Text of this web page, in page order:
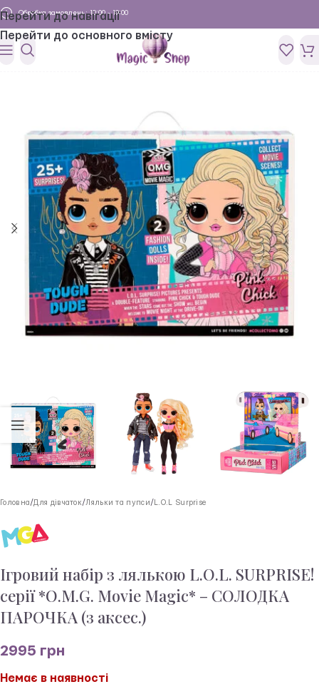
Перейти до навігації
Перейти до основного вмісту
Обробка замовлень: 10:00 - 19:00
Головна /Для дівчаток/Ляльки та пупси / L.O.L Surprise
Ігровий набір з лялькою L.O.L. SURPRISE!
серії *O.M.G. Movie Magic* – СОЛОДКА
ПАРОЧКА (з аксес.)
2995 грн
Немає в наявності